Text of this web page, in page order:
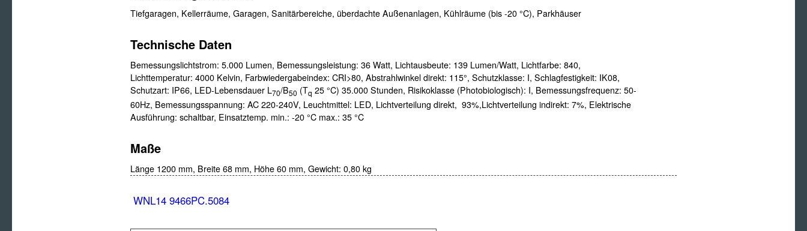
Tiefgaragen, Kellerräume, Garagen, Sanitärbereiche, überdachte Außenanlagen, Kühlräume (bis -20 °C), Parkhäuser
Technische Daten
Bemessungslichtstrom: 5.000 Lumen, Bemessungsleistung: 36 Watt, Lichtausbeute: 139 Lumen/Watt, Lichtfarbe: 840,
Lichttemperatur: 4000 Kelvin, Farbwiedergabeindex: CRI>80, Abstrahlwinkel direkt: 115°, Schutzklasse: I, Schlagfestigkeit: IK08,
Schutzart: IP66, LED-Lebensdauer L70/B50 (Tq 25 °C) 35.000 Stunden, Risikoklasse (Photobiologisch): I, Bemessungsfrequenz: 50-
60Hz, Bemessungsspannung: AC 220-240V, Leuchtmittel: LED, Lichtverteilung direkt, 93%,Lichtverteilung indirekt: 7%, Elektrische
Ausführung: schaltbar, Einsatztemp. min.: -20 °C max.: 35 °C
Maße
Länge 1200 mm, Breite 68 mm, Höhe 60 mm, Gewicht: 0,80 kg
WNL14 9466PC.5084